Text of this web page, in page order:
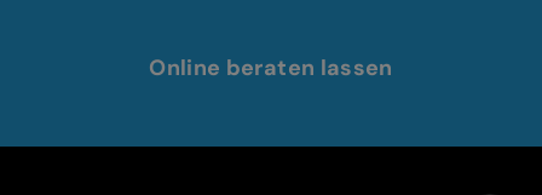
Online beraten lassen